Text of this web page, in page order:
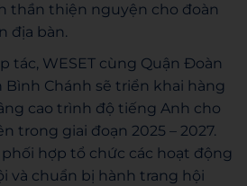
thần thiện nguyện cho đoàn
địa bàn.
tác, WESET cùng Quận Đoàn
Bình Chánh sẽ triển khai hàng
cao trình độ tiếng Anh cho
trong giai đoạn 2025 – 2027.
phối hợp tổ chức các hoạt động
và chuẩn bị hành trang hội